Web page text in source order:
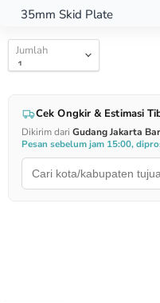
35mm Skid Plate
Jumlah
Cek Ongkir & Estimasi
Dikirim dari Gudang Jakarta
Pesan sebelum jam 15:00,